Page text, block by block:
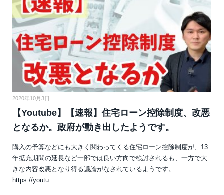
2020年10月3日
【Youtube】【速報】住宅ローン控除制度、改悪
となるか。政府が動き出したようです。
購入の予算などにも大きく関わってくる住宅ローン控除制度が、13
年拡充期間の延長など一部では良い方向で検討されるも、一方で大
きな内容改悪となり得る議論がなされているようです。
https://youtu…